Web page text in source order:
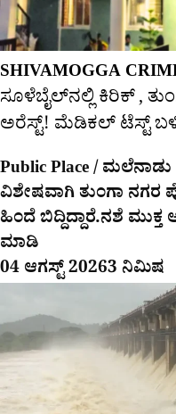
SHIVAMOGGA
ಸೂಳೆಬೈಲ್​ನಲ್ಲಿ ಕಿರಿಕ್​ ,
ಅರೆಸ್ಟ್! ಮೆಡಿಕಲ್ ಟೆಸ್ಟ್​ ಬಳಿಕ
Public Place / ಮಲೆನಾಡು
ವಿಶೇಷವಾಗಿ ತುಂಗಾ ನಗರ
ಹಿಂದೆ ಬಿದ್ದಿದ್ದಾರೆ.ನಶೆ
ಮಾಡಿ
04 ಆಗಸ್ಟ್ 20263 ನಿಮಿಷ